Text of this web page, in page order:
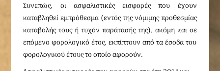
Συνεπώς, οι ασφαλιστικές εισφορές που έχουν
καταβληθεί εμπρόθεσμα (εντός της νόμιμης προθεσμίας
καταβολής τους ή τυχόν παράτασής της), ακόμη και σε
επόμενο φορολογικό έτος, εκπίπτουν από τα έσοδα του
φορολογικού έτους το οποίο αφορούν.